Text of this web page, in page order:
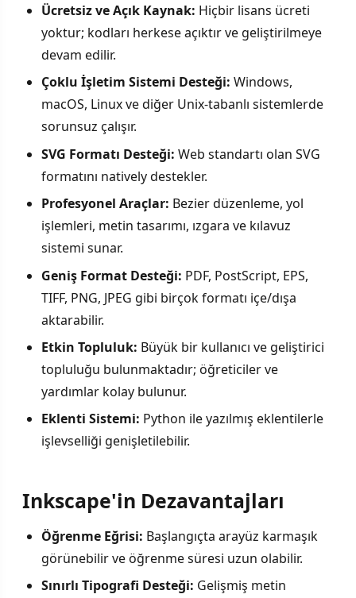
Ücretsiz ve Açık Kaynak: Hiçbir lisans ücreti
yoktur; kodları herkese açıktır ve geliştirilmeye
devam edilir.
Çoklu İşletim Sistemi Desteği: Windows,
macOS, Linux ve diğer Unix-tabanlı sistemlerde
sorunsuz çalışır.
SVG Formatı Desteği: Web standartı olan SVG
formatını natively destekler.
Profesyonel Araçlar: Bezier düzenleme, yol
işlemleri, metin tasarımı, ızgara ve kılavuz
sistemi sunar.
Geniş Format Desteği: PDF, PostScript, EPS,
TIFF, PNG, JPEG gibi birçok formatı içe/dışa
aktarabilir.
Etkin Topluluk: Büyük bir kullanıcı ve geliştirici
topluluğu bulunmaktadır; öğreticiler ve
yardımlar kolay bulunur.
Eklenti Sistemi: Python ile yazılmış eklentilerle
işlevselliği genişletilebilir.
Inkscape'in Dezavantajları
Öğrenme Eğrisi: Başlangıçta arayüz karmaşık
görünebilir ve öğrenme süresi uzun olabilir.
Sınırlı Tipografi Desteği: Gelişmiş metin